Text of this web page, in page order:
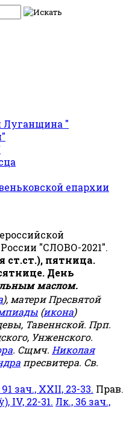
Луганщина "
епархии
"СЛОВО-2021".
ст.ст.), пятница.
День
маслом.
), матери Пресвятой
(икона)
Тавеннской. Прп.
Унженского.
. Сщмч. Николая
пресвитера. Св.
зач., XXII, 23-33. Прав.
IV, 22-31. Лк., 36 зач.,